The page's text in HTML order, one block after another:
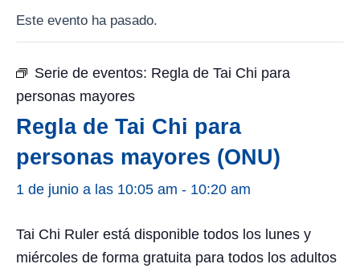
Este evento ha pasado.
Serie de eventos: Regla de Tai Chi para
personas mayores
Regla de Tai Chi para
personas mayores (ONU)
1 de junio a las 10:05 am - 10:20 am
Tai Chi Ruler está disponible todos los lunes y
miércoles de forma gratuita para todos los adultos